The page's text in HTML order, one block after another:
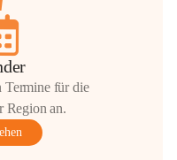
Termine für die
Region an.